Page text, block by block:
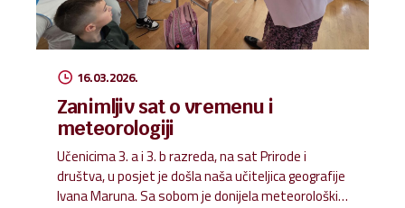
16.03.2026.
Zanimljiv sat o vremenu i
meteorologiji
Učenicima 3. a i 3. b razreda, na sat Prirode i
društva, u posjet je došla naša učiteljica geografije
Ivana Maruna. Sa sobom je donijela meteorološki